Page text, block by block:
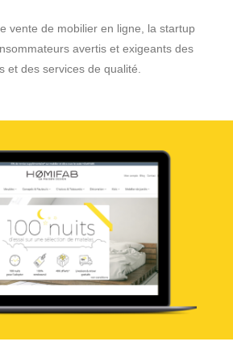
vente de mobilier en ligne, la startup
avertis et exigeants des
et des services de qualité.